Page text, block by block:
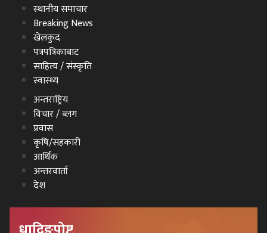
स्थानीय समाचार
Breaking News
खेलकुद
पत्रपत्रिकाबाट
साहित्य / संस्कृति
स्वास्थ्य
अन्तराष्ट्रिय
विचार / ब्लग
प्रवास
कृषि/सहकारी
आर्थिक
अन्तरवार्ता
देश